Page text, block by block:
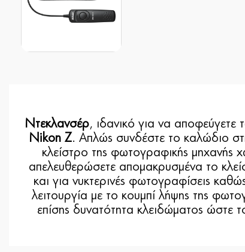
Ντεκλανσέρ, ιδανικό για να αποφεύγετε
Nikon Z. Απλώς συνδέστε το καλώδιο
κλείστρο της φωτογραφικής μηχανής
απελευθερώσετε απομακρυσμένα το
και για νυκτερινές φωτογραφίσεις
λειτουργία με το κουμπί λήψης της
επίσης δυνατότητα κλειδώματος ώστε